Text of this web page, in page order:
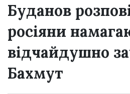
Буданов
росіяни
відчайдушно
Бахмут